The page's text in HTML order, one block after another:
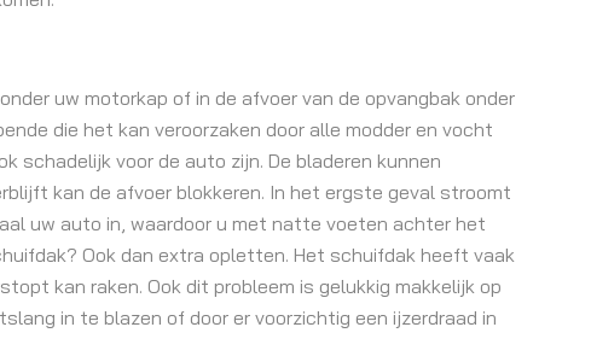
uw motorkap of in de afvoer van de opvangbak onder
die het kan veroorzaken door alle modder en vocht
schadelijk voor de auto zijn. De bladeren kunnen
kan de afvoer blokkeren. In het ergste geval stroomt
uw auto in, waardoor u met natte voeten achter het
Ook dan extra opletten. Het schuifdak heeft vaak
kan raken. Ook dit probleem is gelukkig makkelijk op
in te blazen of door er voorzichtig een ijzerdraad in